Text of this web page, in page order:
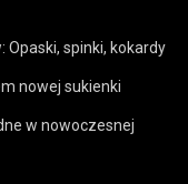
Opaski, spinki, kokardy
nowej sukienki
w nowoczesnej